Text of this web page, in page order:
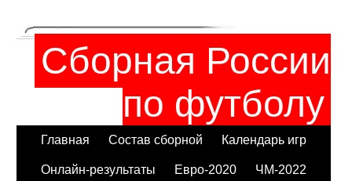
Сборная России
по футболу
Главная Состав сборной Календарь игр
Онлайн-результаты Евро-2020 ЧМ-2022